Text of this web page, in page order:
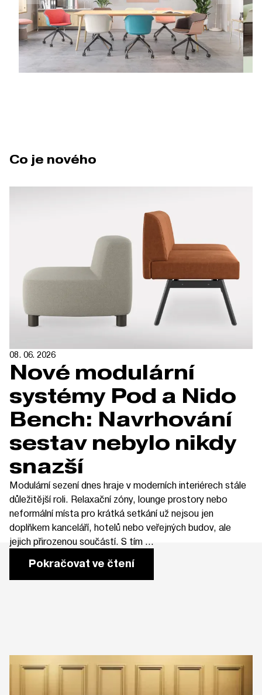
Co je nového
08. 06. 2026
Nové modulární
systémy Pod a Nido
Bench: Navrhování
sestav nebylo nikdy
snazší
Modulární sezení dnes hraje v moderních interiérech stále
důležitější roli. Relaxační zóny, lounge prostory nebo
neformální místa pro krátká setkání už nejsou jen
doplňkem kanceláří, hotelů nebo veřejných budov, ale
jejich přirozenou součástí. S tím ...
Pokračovat ve čtení